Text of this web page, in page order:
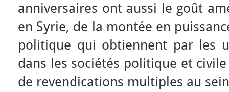
anniversaires ont aussi le goût
en Syrie, de la montée en
politique qui obtiennent par les
dans les sociétés politique et
de revendications multiples au